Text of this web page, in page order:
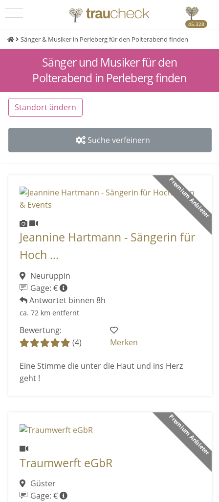
45.328
Sänger & Musiker in Perleberg für den Polterabend finden
Sänger und Musiker für den
Polterabend in Perleberg finden
Standort ändern
Suche verfeinern
Premium Anbieter
Jeannine Hartmann - Sängerin für
Hoch ...
Neuruppin
Gage: €
Antwortet binnen 8h
ca. 72 km entfernt
Bewertung:
(4)
Merken
Eine Stimme die unter die Haut und ins Herz
geht !
Premium Anbieter
Traumwerft eGbR
Güster
Gage: €